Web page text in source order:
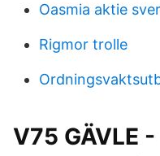
Oasmia aktie
Rigmor trolle
V75 GÄVLE